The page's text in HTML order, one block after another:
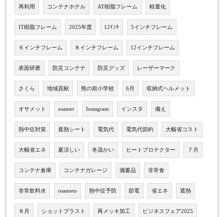
再利用 コンテナホテル AT樹脂フレーム 軽量化
IT樹脂フレーム 2025年度 12ｲﾝﾁ 5インチフレーム
６インチフレーム ８インチフレーム 12インチフレーム
表面研磨 防災コンテナ 防災グッズ レーザーマーク
さくら 地域貢献 熊の前小学校 6月 収納式ヘルメット
オサメット osamet Instagram インスタ 備え
熱中症対策 遮熱シート 電気代 電気代節約 大幅省コスト
大幅省エネ 夏涼しい 冬温かい ヒートプロテクター ７月
コンテナ倉庫 コンテナガレージ 備蓄品 非常食
非常飲料水 osameto 熱中症予防 節電 省エネ 遮熱
８月 ショットブラスト 再メッキ加工 ビジネスフェア2025